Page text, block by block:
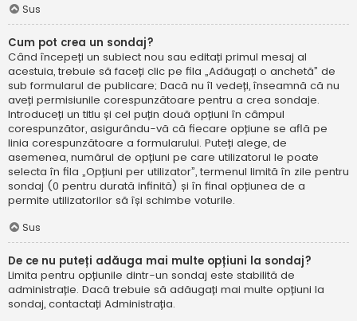
Sus
Cum pot crea un sondaj?
Când începeți un subiect nou sau editați primul mesaj al
acestuia, trebuie să faceți clic pe fila „Adăugați o anchetă” de
sub formularul de publicare; Dacă nu îl vedeți, înseamnă că nu
aveți permisiunile corespunzătoare pentru a crea sondaje.
Introduceți un titlu și cel puțin două opțiuni în câmpul
corespunzător, asigurându-vă că fiecare opțiune se află pe
linia corespunzătoare a formularului. Puteți alege, de
asemenea, numărul de opțiuni pe care utilizatorul le poate
selecta în fila „Opțiuni per utilizator”, termenul limită în zile pentru
sondaj (0 pentru durată infinită) și în final opțiunea de a
permite utilizatorilor să își schimbe voturile.
Sus
De ce nu puteți adăuga mai multe opțiuni la sondaj?
Limita pentru opțiunile dintr-un sondaj este stabilită de
administrație. Dacă trebuie să adăugați mai multe opțiuni la
sondaj, contactați Administrația.